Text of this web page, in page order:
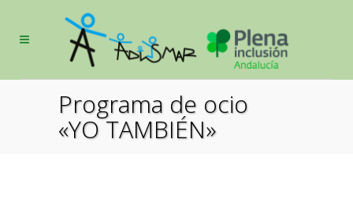
Programa de ocio
«YO TAMBIÉN»